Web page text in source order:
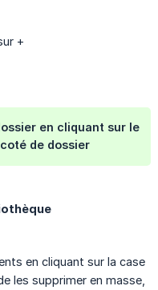
+
en cliquant sur le
de dossier
en cliquant sur la case
les supprimer en masse,